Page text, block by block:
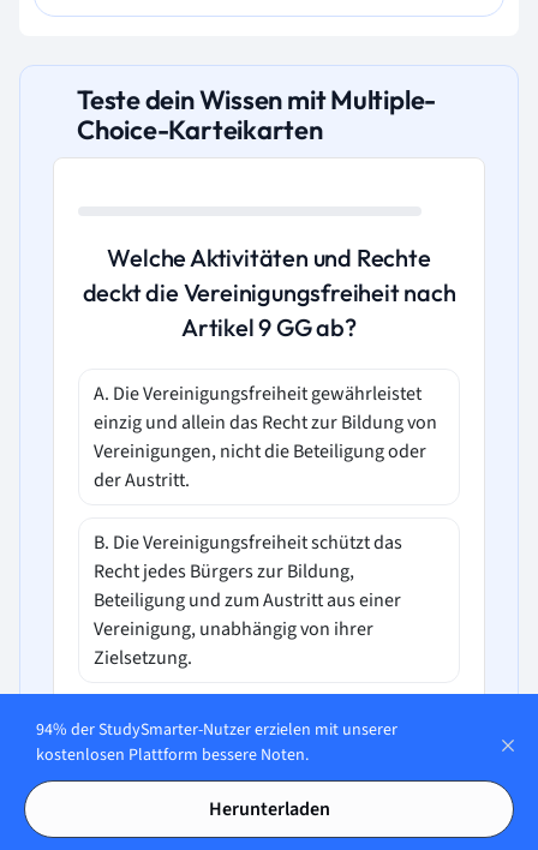
Teste dein Wissen mit Multiple-
Choice-Karteikarten
Welche Aktivitäten und Rechte
deckt die Vereinigungsfreiheit nach
Artikel 9 GG ab?
A. Die Vereinigungsfreiheit gewährleistet
einzig und allein das Recht zur Bildung von
Vereinigungen, nicht die Beteiligung oder
der Austritt.
B. Die Vereinigungsfreiheit schützt das
Recht jedes Bürgers zur Bildung,
Beteiligung und zum Austritt aus einer
Vereinigung, unabhängig von ihrer
Zielsetzung.
C. Die Vereinigungsfreiheit beschränkt sich
auf das Recht zur Gründung von
politischen Parteien und zur Teilnahme an
deren Aktivitäten.
94% der StudySmarter-Nutzer erzielen mit unserer
kostenlosen Plattform bessere Noten.
Herunterladen